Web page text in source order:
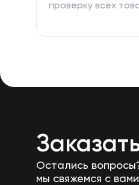
проверку всех
Остались
мы свяжемся с